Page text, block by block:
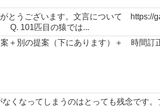
とうございます。文言について https://
Q. 101匹目の猿では...
＋別の提案（下にあります）＋ 時間
くなってしまうのはとっても残念です。